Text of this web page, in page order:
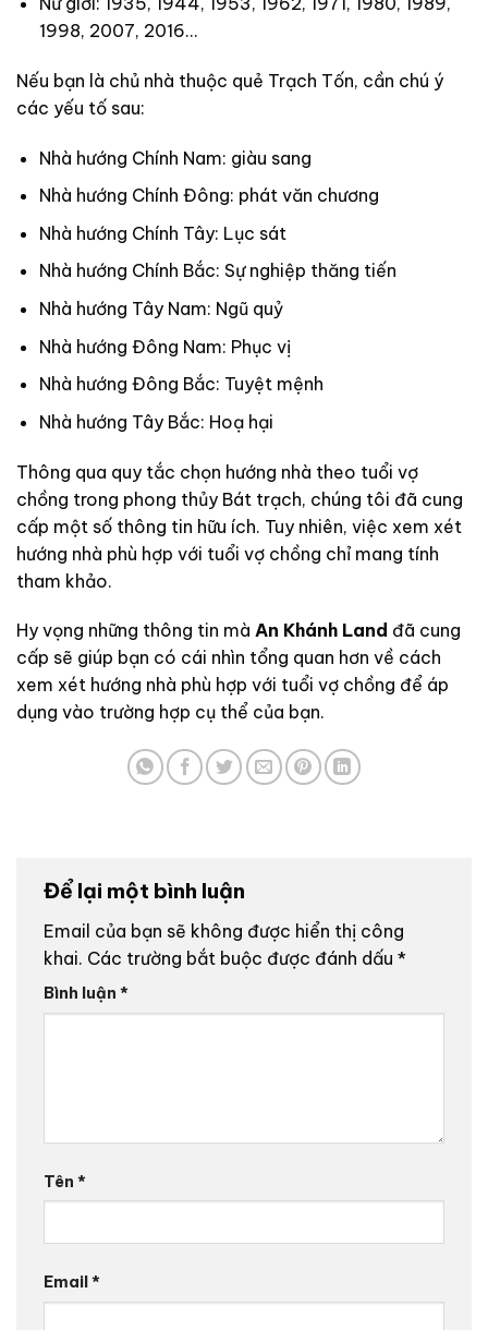
1998, 2007, 2016…
Nếu bạn là chủ nhà thuộc quẻ Trạch Tốn, cần chú ý
các yếu tố sau:
Nhà hướng Chính Nam: giàu sang
Nhà hướng Chính Đông: phát văn chương
Nhà hướng Chính Tây: Lục sát
Nhà hướng Chính Bắc: Sự nghiệp thăng tiến
Nhà hướng Tây Nam: Ngũ quỷ
Nhà hướng Đông Nam: Phục vị
Nhà hướng Đông Bắc: Tuyệt mệnh
Nhà hướng Tây Bắc: Hoạ hại
Thông qua quy tắc chọn hướng nhà theo tuổi vợ
chồng trong phong thủy Bát trạch, chúng tôi đã cung
cấp một số thông tin hữu ích. Tuy nhiên, việc xem xét
hướng nhà phù hợp với tuổi vợ chồng chỉ mang tính
tham khảo.
Hy vọng những thông tin mà An Khánh Land đã cung
cấp sẽ giúp bạn có cái nhìn tổng quan hơn về cách
xem xét hướng nhà phù hợp với tuổi vợ chồng để áp
dụng vào trường hợp cụ thể của bạn.
Để lại một bình luận
Email của bạn sẽ không được hiển thị công
khai. Các trường bắt buộc được đánh dấu *
Bình luận *
Tên *
Email *